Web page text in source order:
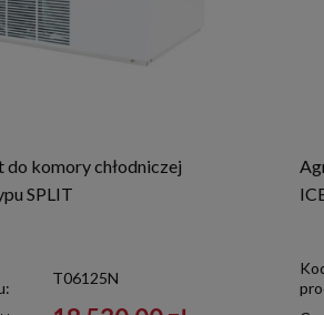
do komory chłodniczej
SPLIT
T06125N